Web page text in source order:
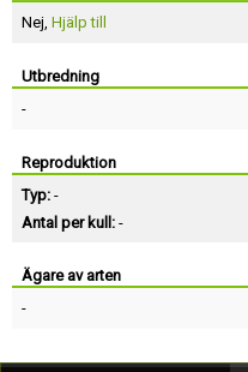
Nej, Hjälp till
Utbredning
-
Reproduktion
Typ: -
Antal per kull: -
Ägare av arten
-